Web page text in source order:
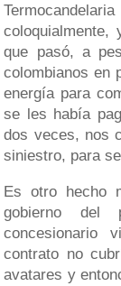
coloquialmente,
que pasó, a
colombianos en
energía para
se les había
dos veces, nos
siniestro, para
Es otro hecho
gobierno del
concesionario
contrato no
avatares y